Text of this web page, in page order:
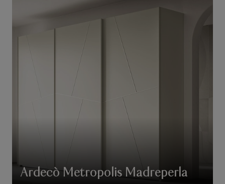
Ardecò Metropolis Madreperla